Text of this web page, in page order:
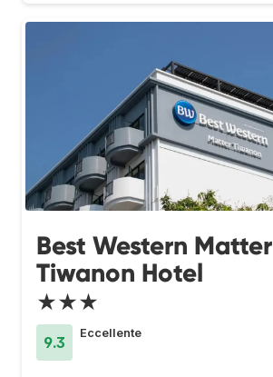
Best Western Matter
Tiwanon Hotel
★★★
9.3
Eccellente